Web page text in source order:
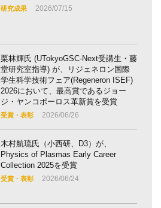
研究成果 2026/07/15
栗林輝氏 (UTokyoGSC-Next受講生・藤
堂研究室指導) が、リジェネロン国際
学生科学技術フェア(Regeneron ISEF)
2026において、最高賞であるジョー
ジ・ヤンコポーロス革新賞を受賞
受賞・表彰 2026/06/26
木村航琉氏（小西研、D3）が、
Physics of Plasmas Early Career
Collection 2025を受賞
受賞・表彰 2026/06/24